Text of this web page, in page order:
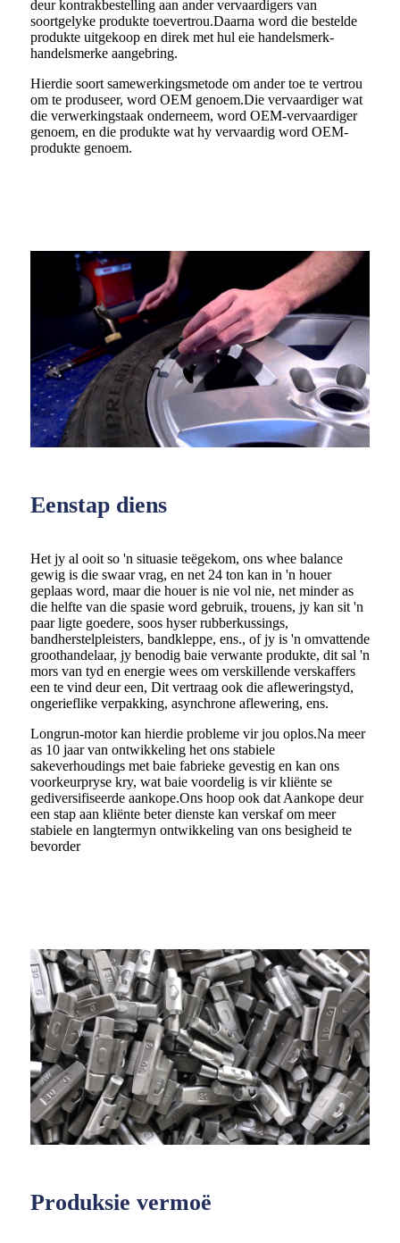
deur kontrakbestelling aan ander vervaardigers van
soortgelyke produkte toevertrou.Daarna word die bestelde
produkte uitgekoop en direk met hul eie handelsmerk-
handelsmerke aangebring.
Hierdie soort samewerkingsmetode om ander toe te vertrou
om te produseer, word OEM genoem.Die vervaardiger wat
die verwerkingstaak onderneem, word OEM-vervaardiger
genoem, en die produkte wat hy vervaardig word OEM-
produkte genoem.
Eenstap diens
Het jy al ooit so 'n situasie teëgekom, ons whee balance
gewig is die swaar vrag, en net 24 ton kan in 'n houer
geplaas word, maar die houer is nie vol nie, net minder as
die helfte van die spasie word gebruik, trouens, jy kan sit 'n
paar ligte goedere, soos hyser rubberkussings,
bandherstelpleisters, bandkleppe, ens., of jy is 'n omvattende
groothandelaar, jy benodig baie verwante produkte, dit sal 'n
mors van tyd en energie wees om verskillende verskaffers
een te vind deur een, Dit vertraag ook die afleweringstyd,
ongerieflike verpakking, asynchrone aflewering, ens.
Longrun-motor kan hierdie probleme vir jou oplos.Na meer
as 10 jaar van ontwikkeling het ons stabiele
sakeverhoudings met baie fabrieke gevestig en kan ons
voorkeurpryse kry, wat baie voordelig is vir kliënte se
gediversifiseerde aankope.Ons hoop ook dat Aankope deur
een stap aan kliënte beter dienste kan verskaf om meer
stabiele en langtermyn ontwikkeling van ons besigheid te
bevorder
Produksie vermoë